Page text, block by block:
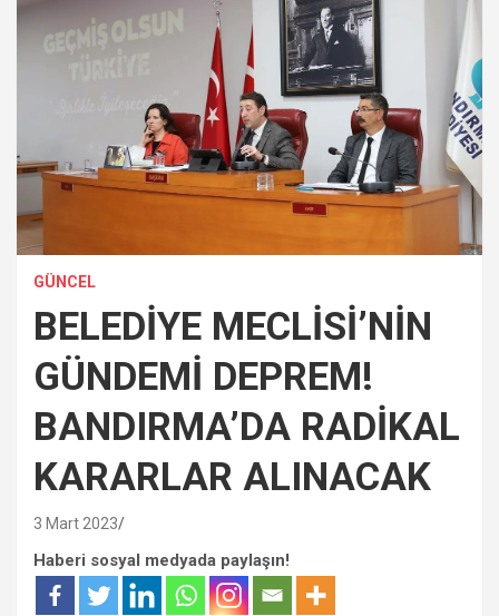
GÜNCEL
BELEDİYE MECLİSİ’NİN
GÜNDEMİ DEPREM!
BANDIRMA’DA RADİKAL
KARARLAR ALINACAK
3 Mart 2023
Haberi sosyal medyada paylaşın!